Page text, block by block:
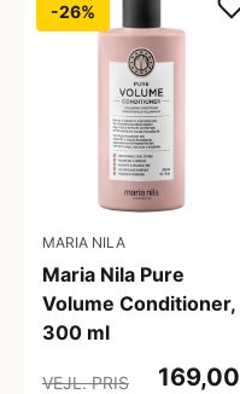
-26%
MARIA NILA
Maria Nila Pure
Volume Conditioner,
300 ml
VEJL. PRIS
169,00